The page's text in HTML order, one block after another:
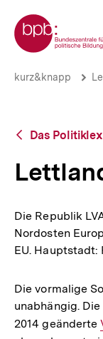
zum
Seiteninhalt
springen
Zur Startseite der bpb
Lettland
kurz&knapp
Zurück
Übersicht
Das
Die Republik
Nordosten
EU. Hauptstadt:
Die vormalige
unabhängig.
2014 geänderte